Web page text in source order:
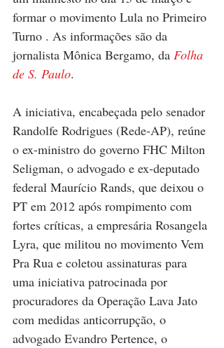
formar o movimento Lula no Primeiro
Turno . As informações são da
jornalista Mônica Bergamo, da Folha
de S. Paulo.
A iniciativa, encabeçada pelo senador
Randolfe Rodrigues (Rede-AP), reúne
o ex-ministro do governo FHC Milton
Seligman, o advogado e ex-deputado
federal Maurício Rands, que deixou o
PT em 2012 após rompimento com
fortes críticas, a empresária Rosangela
Lyra, que militou no movimento Vem
Pra Rua e coletou assinaturas para
uma iniciativa patrocinada por
procuradores da Operação Lava Jato
com medidas anticorrupção, o
advogado Evandro Pertence, o